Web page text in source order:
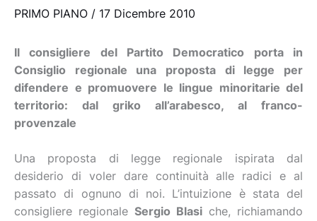
PRIMO PIANO / 17 Dicembre 2010
Il consigliere del Partito Democratico porta in
Consiglio regionale una proposta di legge per
difendere e promuovere le lingue minoritarie del
territorio: dal griko all’arabesco, al franco-
provenzale
Una proposta di legge regionale ispirata dal
desiderio di voler dare continuità alle radici e al
passato di ognuno di noi. L’intuizione è stata del
consigliere regionale Sergio Blasi che, richiamando